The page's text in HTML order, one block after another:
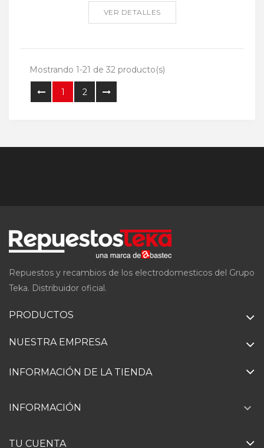
VER DETALLES
Mostrando 1-21 de 32 producto(s)
1 2
Repuestos y recambios de los electrodomesticos del Grupo
Teka. Distribuidor oficial.
PRODUCTOS
NUESTRA EMPRESA
INFORMACIÓN DE LA TIENDA
INFORMACIÓN 
TU CUENTA